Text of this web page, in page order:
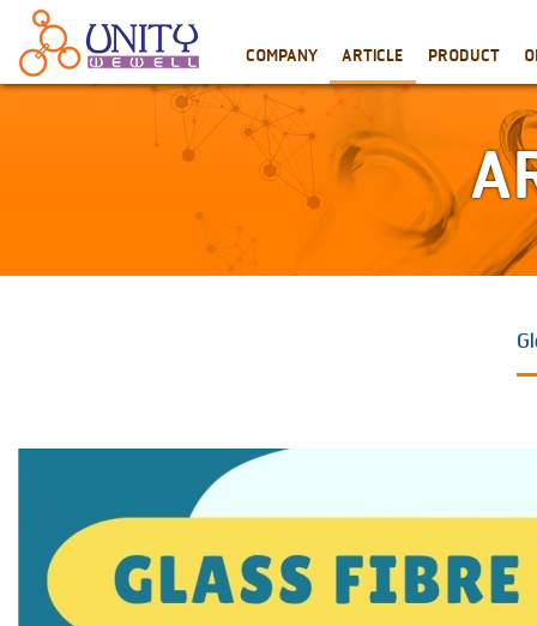
COMPANY ARTICLE PRODUCT